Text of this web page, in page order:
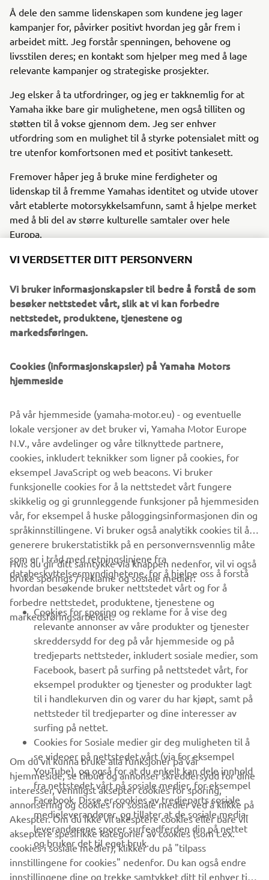
Å dele den samme lidenskapen som kundene jeg lager
kampanjer for, påvirker positivt hvordan jeg går frem i
arbeidet mitt. Jeg forstår spenningen, behovene og
livsstilen deres; en kontakt som hjelper meg med å lage
relevante kampanjer og strategiske prosjekter.
Jeg elsker å ta utfordringer, og jeg er takknemlig for at
Yamaha ikke bare gir mulighetene, men også tilliten og
støtten til å vokse gjennom dem. Jeg ser enhver
utfordring som en mulighet til å styrke potensialet mitt og
tre utenfor komfortsonen med et positivt tankesett.
Fremover håper jeg å bruke mine ferdigheter og
lidenskap til å fremme Yamahas identitet og utvide utover
vårt etablerte motorsykkelsamfunn, samt å hjelpe merket
med å bli del av større kulturelle samtaler over hele
Europa.
Ana Niculaita – Brand Specialist, FEEL- Marketing Division
LES OM PRAKSISOPPLEVELSEN MIN
© Yamaha Motor Europe N.V. / Yamaha Motor Co., Ltd.
aldri brukes til kommersielle eller ikke-kommersielle
formål uten eksplisitt skriftlig samtykke fra Yamaha Motor
Europe N.V. og/eller Yamaha Motor Co., Ltd.
Kjør alltid på en trygg måte og følg alle lokale lover og
regler.
VIRKSOMHET
B2B
UTFORSK YAMAHA
FAQ & SUPPORT
NYHETSBREV
Vær den første til å lære om de siste tilbudene, spesielle
arrangementer, nye utgivelser og mye mer
ABONNER
Les vår personvernerklæring for å lære hvordan vi behandler dine
personopplysninger:
Retningslinjer for Personvern
VI VERDSETTER DITT PERSONVERN
Vi bruker informasjonskapsler til bedre å forstå de som
besøker nettstedet vårt, slik at vi kan forbedre
nettstedet, produktene, tjenestene og
markedsføringen.
Cookies (informasjonskapsler) på Yamaha Motors
hjemmeside
På vår hjemmeside (yamaha-motor.eu) - og eventuelle
lokale versjoner av det bruker vi, Yamaha Motor Europe
N.V., våre avdelinger og våre tilknyttede partnere,
cookies, inkludert teknikker som ligner på cookies, for
eksempel JavaScript og web beacons. Vi bruker
funksjonelle cookies for å la nettstedet vårt fungere
skikkelig og gi grunnleggende funksjoner på hjemmesiden
vår, for eksempel å huske påloggingsinformasjonen din og
språkinnstillingene. Vi bruker også analytikk cookies til å
generere brukerstatistikk på en personvernsvennlig måte
som er i tråd med retningslinjene fra
databeskyttelsesmyndighetene, for å hjelpe oss å forstå
hvordan besøkende bruker nettstedet vårt og for å
forbedre nettstedet, produktene, tjenestene og
markedsføringsarbeidet.
Hvis du gir ditt samtykke via knappen nedenfor, vil vi også
bruke sporings / reklame og sosiale medier:
Cookies for sporing og reklame for å vise deg
relevante annonser av våre produkter og tjenester
skreddersydd for deg på vår hjemmeside og på
tredjeparts nettsteder, inkludert sosiale medier, som
Facebook, basert på surfing på nettstedet vårt, for
eksempel produkter og tjenester og produkter lagt
til i handlekurven din og varer du har kjøpt, samt på
nettsteder til tredjeparter og dine interesser av
surfing på nettet.
Cookies for Sosiale medier gir deg muligheten til å
se videoer på nettstedet vårt (via for eksempel
YouTube), og også for at du enkelt kan dele innhold
fra nettstedet vårt på sosiale medier, for eksempel
Facebook. Disse er cookies av tredjeparts sosiale
medieleverandører, og tillater at de sosiale media-
leverandørene sporer surfeadferden din på nettet
og bruker det til eget bruk.
Om du vil kunna bruke alla funksjoner på vår
hjemmeside, se tilbud og annonser skreddersydd for dine
interesser, vennligst aksepter cookies for sporing,
annonsering og cookies for sosiale medier ved å klikke på
Akespter. Om du ikke vil akesptere cookies eller bare vil
akseptere spesifikke kategorier av cookies (som t.ex.
cookies i sosiale medier), klikker du på "tilpass
innstillingene for cookies" nedenfor. Du kan også endre
innstillingene dine og trekke samtykket ditt til enhver tid